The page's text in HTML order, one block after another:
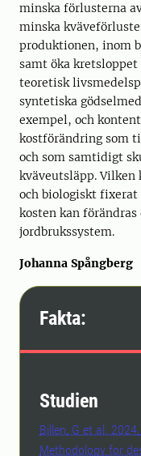
minska förlusterna
minska
produktionen, inom
samt öka kretsloppet
teoretisk
syntetiska
exempel, och
kostförändring som
och som samtidigt
kväveutsläpp.
och biologiskt
kosten kan
jordbrukssystem.
Johanna Spångberg
Fakta:
Studien
Billen, G et al.
Methodology for